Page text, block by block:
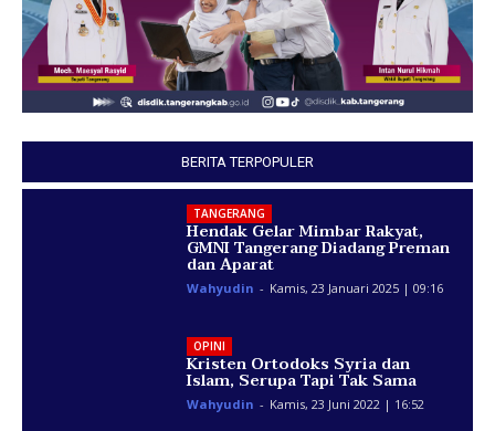
BERITA TERPOPULER
TANGERANG
Hendak Gelar Mimbar Rakyat,
GMNI Tangerang Diadang Preman
dan Aparat
Wahyudin - Kamis, 23 Januari 2025 | 09:16
OPINI
Kristen Ortodoks Syria dan
Islam, Serupa Tapi Tak Sama
Wahyudin - Kamis, 23 Juni 2022 | 16:52